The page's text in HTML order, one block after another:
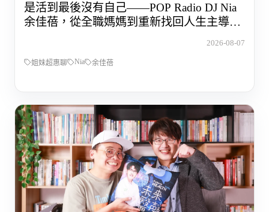
是活到最後沒有自己——POP Radio DJ Nia
余佳蓓，從全職媽媽到重新找回人生主導權
2026-08-07
姐妹超惠聊 Nia 余佳蓓